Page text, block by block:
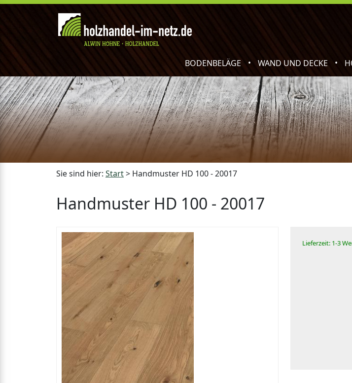
BODENBELÄGE • WAND UND DECKE •
Sie sind hier: Start> Handmuster HD 100 - 20017
Handmuster HD 100 - 20017
Lieferzeit: 1-3